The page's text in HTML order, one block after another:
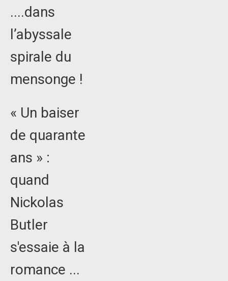
....dans
l’abyssale
spirale du
mensonge !
« Un baiser
de quarante
ans » :
quand
Nickolas
Butler
s'essaie à la
romance ...